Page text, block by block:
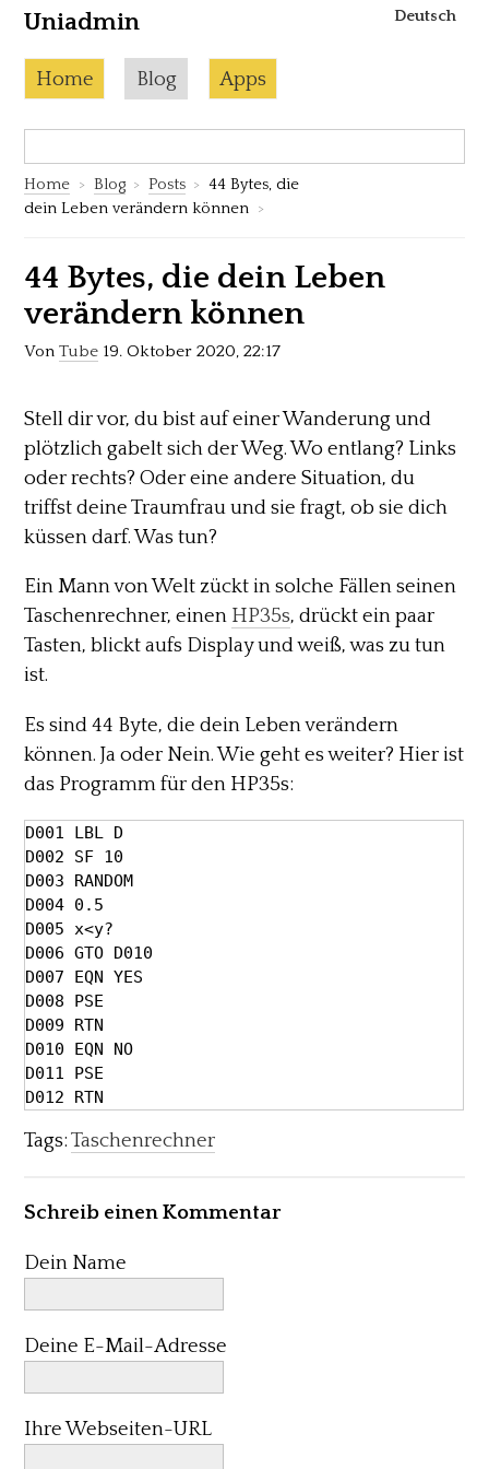
Uniadmin Deutsch
Skip to content
Home Current page:
Blog Apps
Home Blog Posts
44 Bytes, die
dein Leben verändern können
44 Bytes, die dein Leben
verändern können
VonTube 19. Oktober 2020, 22:17
Stell dir vor, du bist auf einer Wanderung und
plötzlich gabelt sich der Weg. Wo entlang? Links
oder rechts? Oder eine andere Situation, du
triffst deine Traumfrau und sie fragt, ob sie dich
küssen darf. Was tun?
Ein Mann von Welt zückt in solche Fällen seinen
Taschenrechner, einen HP35s, drückt ein paar
Tasten, blickt aufs Display und weiß, was zu tun
ist.
Es sind 44 Byte, die dein Leben verändern
können. Ja oder Nein. Wie geht es weiter? Hier ist
das Programm für den HP35s:
D001 LBL D
D002 SF 10
D003 RANDOM
D004 0.5
D005 x<y?
D006 GTO D010
D007 EQN YES
D008 PSE
D009 RTN
D010 EQN NO
D011 PSE
D012 RTN
Tags:Taschenrechner
Schreib einen Kommentar
Dein Name
Deine E-Mail-Adresse
Ihre Webseiten-URL